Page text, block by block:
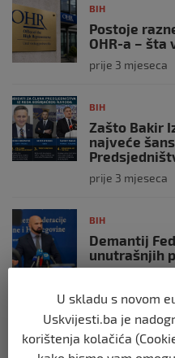
BIH
Postoje
OHR-a – šta
prije 3 mjeseca
BIH
Zašto Bakir
najveće
prije 3 mjeseca
BIH
Demantij
unutrašnjih
BIH
Akcija SIPA-
pomoćni
U skladu s novom
Uskvijesti.ba je
korištenja kolačića